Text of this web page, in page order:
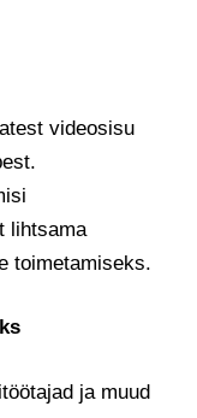
videosisu
lihtsama
toimetamiseks.
ja muud